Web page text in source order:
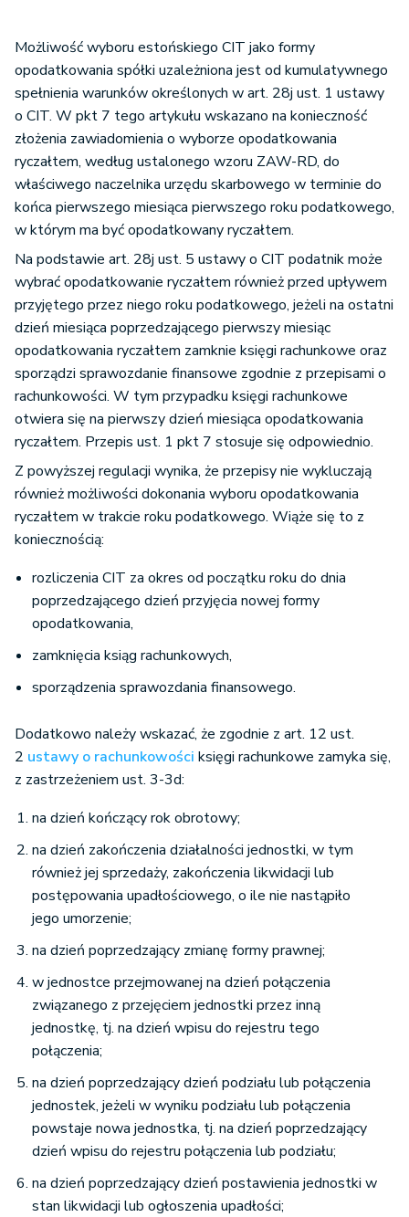
Możliwość wyboru estońskiego CIT jako formy
opodatkowania spółki uzależniona jest od kumulatywnego
spełnienia warunków określonych w art. 28j ust. 1 ustawy
o CIT. W pkt 7 tego artykułu wskazano na konieczność
złożenia zawiadomienia o wyborze opodatkowania
ryczałtem, według ustalonego wzoru ZAW-RD, do
właściwego naczelnika urzędu skarbowego w terminie do
końca pierwszego miesiąca pierwszego roku podatkowego,
w którym ma być opodatkowany ryczałtem.
Na podstawie art. 28j ust. 5 ustawy o CIT podatnik może
wybrać opodatkowanie ryczałtem również przed upływem
przyjętego przez niego roku podatkowego, jeżeli na ostatni
dzień miesiąca poprzedzającego pierwszy miesiąc
opodatkowania ryczałtem zamknie księgi rachunkowe oraz
sporządzi sprawozdanie finansowe zgodnie z przepisami o
rachunkowości. W tym przypadku księgi rachunkowe
otwiera się na pierwszy dzień miesiąca opodatkowania
ryczałtem. Przepis ust. 1 pkt 7 stosuje się odpowiednio.
Z powyższej regulacji wynika, że przepisy nie wykluczają
również możliwości dokonania wyboru opodatkowania
ryczałtem w trakcie roku podatkowego. Wiąże się to z
koniecznością:
rozliczenia CIT za okres od początku roku do dnia
poprzedzającego dzień przyjęcia nowej formy
opodatkowania,
zamknięcia ksiąg rachunkowych,
sporządzenia sprawozdania finansowego.
Dodatkowo należy wskazać, że zgodnie z art. 12 ust.
2 ustawy o rachunkowości księgi rachunkowe zamyka się,
z zastrzeżeniem ust. 3-3d:
na dzień kończący rok obrotowy;
na dzień zakończenia działalności jednostki, w tym
również jej sprzedaży, zakończenia likwidacji lub
postępowania upadłościowego, o ile nie nastąpiło
jego umorzenie;
na dzień poprzedzający zmianę formy prawnej;
w jednostce przejmowanej na dzień połączenia
związanego z przejęciem jednostki przez inną
jednostkę, tj. na dzień wpisu do rejestru tego
połączenia;
na dzień poprzedzający dzień podziału lub połączenia
jednostek, jeżeli w wyniku podziału lub połączenia
powstaje nowa jednostka, tj. na dzień poprzedzający
dzień wpisu do rejestru połączenia lub podziału;
na dzień poprzedzający dzień postawienia jednostki w
stan likwidacji lub ogłoszenia upadłości;